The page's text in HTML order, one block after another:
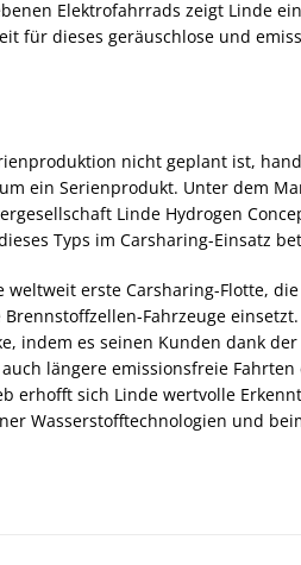
Elektrofahrrads zeigt Linde
für dieses geräuschlose und
nicht geplant ist,
ein Serienprodukt. Unter dem
Linde Hydrogen
Typs im Carsharing-Einsatz
weltweit erste Carsharing-Flotte,
Fahrzeuge
indem es seinen Kunden dank
längere emissionsfreie
erhofft sich Linde wertvolle
Wasserstofftechnologien und